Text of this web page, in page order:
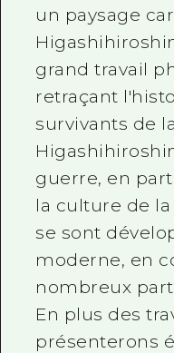
un paysage
grand travail
retraçant
survivants de
guerre, en
la culture de
se sont
moderne, en
nombreux
En plus des
présenterons